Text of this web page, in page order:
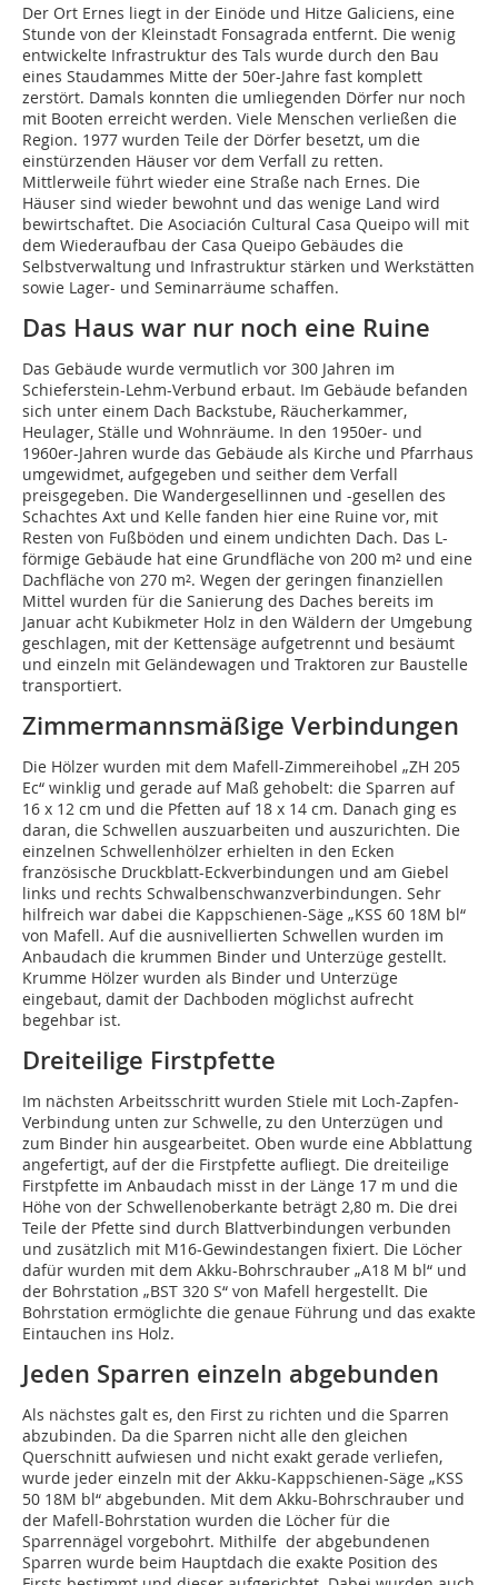
Der Ort Ernes liegt in der Einöde und Hitze Galiciens, eine
Stunde von der Kleinstadt Fonsagrada entfernt. Die wenig
entwickelte Infrastruktur des Tals wurde durch den Bau
eines Staudammes Mitte der 50er-Jahre fast komplett
zerstört. Damals konnten die umliegenden Dörfer nur noch
mit Booten erreicht werden. Viele Menschen verließen die
Region. 1977 wurden Teile der Dörfer besetzt, um die
einstürzenden Häuser vor dem Verfall zu retten.
Mittlerweile führt wieder eine Straße nach Ernes. Die
Häuser sind wieder bewohnt und das wenige Land wird
bewirtschaftet. Die Asociación Cultural Casa Queipo will mit
dem Wiederaufbau der Casa Queipo Gebäudes die
Selbstverwaltung und Infrastruktur stärken und Werkstätten
sowie Lager- und Seminarräume schaffen.
Das Haus war nur noch eine Ruine
Das Gebäude wurde vermutlich vor 300 Jahren im
Schieferstein-Lehm-Verbund erbaut. Im Gebäude befanden
sich unter einem Dach Backstube, Räucherkammer,
Heulager, Ställe und Wohnräume. In den 1950er- und
1960er-Jahren wurde das Gebäude als Kirche und Pfarrhaus
umgewidmet, aufgegeben und seither dem Verfall
preisgegeben. Die Wandergesellinnen und -gesellen des
Schachtes Axt und Kelle fanden hier eine Ruine vor, mit
Resten von Fußböden und einem undichten Dach. Das L-
förmige Gebäude hat eine Grundfläche von 200 m² und eine
Dachfläche von 270 m². Wegen der geringen finanziellen
Mittel wurden für die Sanierung des Daches bereits im
Januar acht Kubikmeter Holz in den Wäldern der Umgebung
geschlagen, mit der Kettensäge aufgetrennt und besäumt
und einzeln mit Geländewagen und Traktoren zur Baustelle
transportiert.
Zimmermannsmäßige Verbindungen
Die Hölzer wurden mit dem Mafell-Zimmereihobel „ZH 205
Ec“ winklig und gerade auf Maß gehobelt: die Sparren auf
16 x 12 cm und die Pfetten auf 18 x 14 cm. Danach ging es
daran, die Schwellen auszuarbeiten und auszurichten. Die
einzelnen Schwellenhölzer erhielten in den Ecken
französische Druckblatt-Eckverbindungen und am Giebel
links und rechts Schwalbenschwanzverbindungen. Sehr
hilfreich war dabei die Kappschienen-Säge „KSS 60 18M bl“
von Mafell. Auf die ausnivellierten Schwellen wurden im
Anbaudach die krummen Binder und Unterzüge gestellt.
Krumme Hölzer wurden als Binder und Unterzüge
eingebaut, damit der Dachboden möglichst aufrecht
begehbar ist.
Dreiteilige Firstpfette
Im nächsten Arbeitsschritt wurden Stiele mit Loch-Zapfen-
Verbindung unten zur Schwelle, zu den Unterzügen und
zum Binder hin ausgearbeitet. Oben wurde eine Abblattung
angefertigt, auf der die Firstpfette aufliegt. Die dreiteilige
Firstpfette im Anbaudach misst in der Länge 17 m und die
Höhe von der Schwellenoberkante beträgt 2,80 m. Die drei
Teile der Pfette sind durch Blattverbindungen verbunden
und zusätzlich mit M16-Gewindestangen fixiert. Die Löcher
dafür wurden mit dem Akku-Bohrschrauber „A18 M bl“ und
der Bohrstation „BST 320 S“ von Mafell hergestellt. Die
Bohrstation ermöglichte die genaue Führung und das exakte
Eintauchen ins Holz.
Jeden Sparren einzeln abgebunden
Als nächstes galt es, den First zu richten und die Sparren
abzubinden. Da die Sparren nicht alle den gleichen
Querschnitt aufwiesen und nicht exakt gerade verliefen,
wurde jeder einzeln mit der Akku-Kappschienen-Säge „KSS
50 18M bl“ abgebunden. Mit dem Akku-Bohrschrauber und
der Mafell-Bohrstation wurden die Löcher für die
Sparrennägel vorgebohrt. Mithilfe der abgebundenen
Sparren wurde beim Hauptdach die exakte Position des